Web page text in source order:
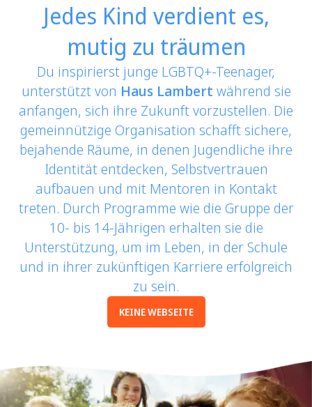
Jedes Kind verdient es,
mutig zu träumen
Du inspirierst junge LGBTQ+-Teenager,
unterstützt von Haus Lambert während sie
anfangen, sich ihre Zukunft vorzustellen. Die
gemeinnützige Organisation schafft sichere,
bejahende Räume, in denen Jugendliche ihre
Identität entdecken, Selbstvertrauen
aufbauen und mit Mentoren in Kontakt
treten. Durch Programme wie die Gruppe der
10- bis 14-Jährigen erhalten sie die
Unterstützung, um im Leben, in der Schule
und in ihrer zukünftigen Karriere erfolgreich
zu sein.
KEINE WEBSEITE